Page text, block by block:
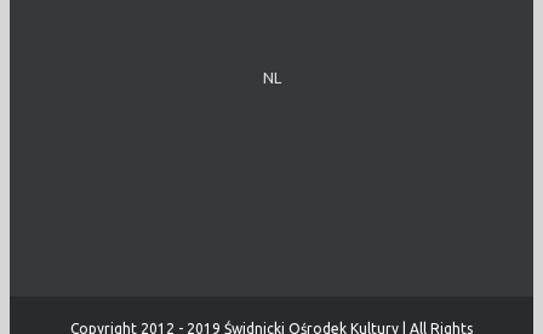
NL
Copyright 2012 - 2019 Świdnicki Ośrodek Kultury | All Rights